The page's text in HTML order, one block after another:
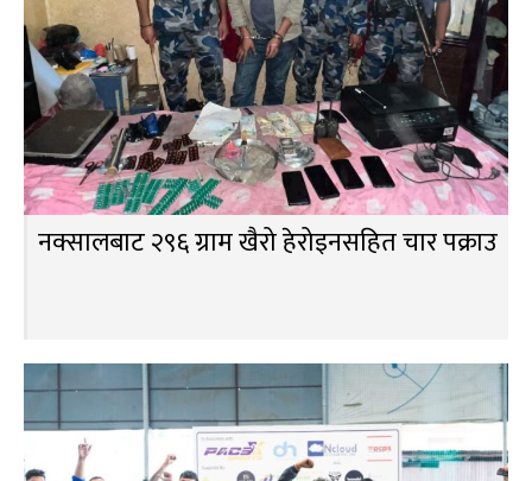
नक्सालबाट २९६ ग्राम खैरो हेरोइनसहित चार पक्राउ